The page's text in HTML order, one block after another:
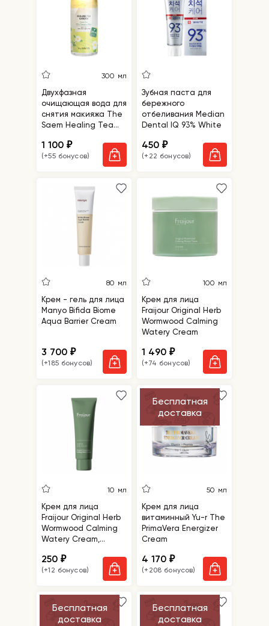
300 мл
Двухфазная
очищающая вода для
снятия макияжа The
Saem Healing Tea
Oil In Cleansing
Water
1 100₽
(+55 бонусов)
Зубная паста для
бережного
отбеливания Median
Dental IQ 93% White
450₽
(+22 бонусов)
80 мл
Крем - гель для лица
Manyo Bifida Biome
Aqua Barrier Cream
3 700₽
(+185 бонусов)
100 мл
Крем для лица
Fraijour Original Herb
Wormwood Calming
Watery Cream
1 490₽
(+74 бонусов)
10 мл
Крем для лица
Fraijour Original Herb
Wormwood Calming
Watery Cream,
250₽
(+12 бонусов)
Бесплатная
доставка
50 мл
Крем для лица
витаминный Yu-r The
PrimaVera Energizer
Cream
4 170₽
(+208 бонусов)
Бесплатная
доставка
Бесплатная
доставка